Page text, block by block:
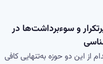
و سوءبرداشت‌ها در
این دو حوزه به‌تنهایی کافی